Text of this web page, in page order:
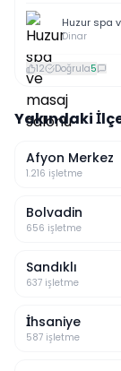
Dinar
12 Doğrula5
Yakındaki
Afyon Merkez
1.216 işletme
Bolvadin
656 işletme
Sandıklı
637 işletme
İhsaniye
587 işletme